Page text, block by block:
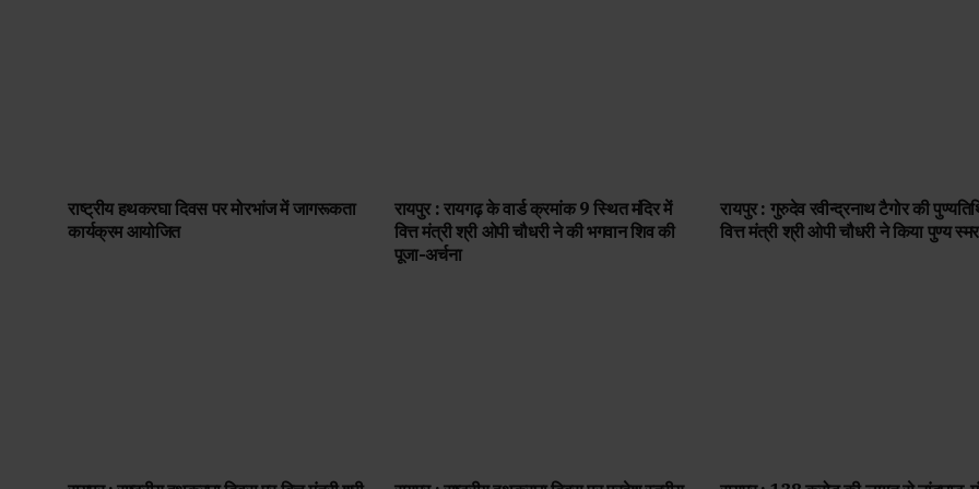
राष्ट्रीय हथकरघा दिवस पर मोरभांज में जागरूकता
कार्यक्रम आयोजित
रायपुर : रायगढ़ के वार्ड क्रमांक 9 स्थित मंदिर में
वित्त मंत्री श्री ओपी चौधरी ने की भगवान शिव की
पूजा-अर्चना
रायपुर : गुरुदेव रवीन्द्रनाथ टैगोर की
वित्त मंत्री श्री ओपी चौधरी ने किया पुण्य